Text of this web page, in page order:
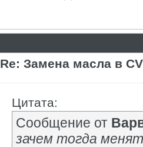
Re: Замена масла в
Цитата:
Сообщение от
зачем тогда